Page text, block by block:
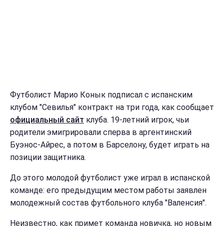
Футболист Марио Конык подписал с испанским
клубом "Севилья" контракт на три года, как сообщает
официальный сайт клуба. 19-летний игрок, чьи
родители эмигрировали сперва в аргентинский
Буэнос-Айрес, а потом в Барселону, будет играть на
позиции защитника.
До этого молодой футболист уже играл в испанской
команде: его предыдущим местом работы заявлен
молодежный состав футбольного клуба "Валенсия".
Неизвестно, как примет команда новичка, но новым